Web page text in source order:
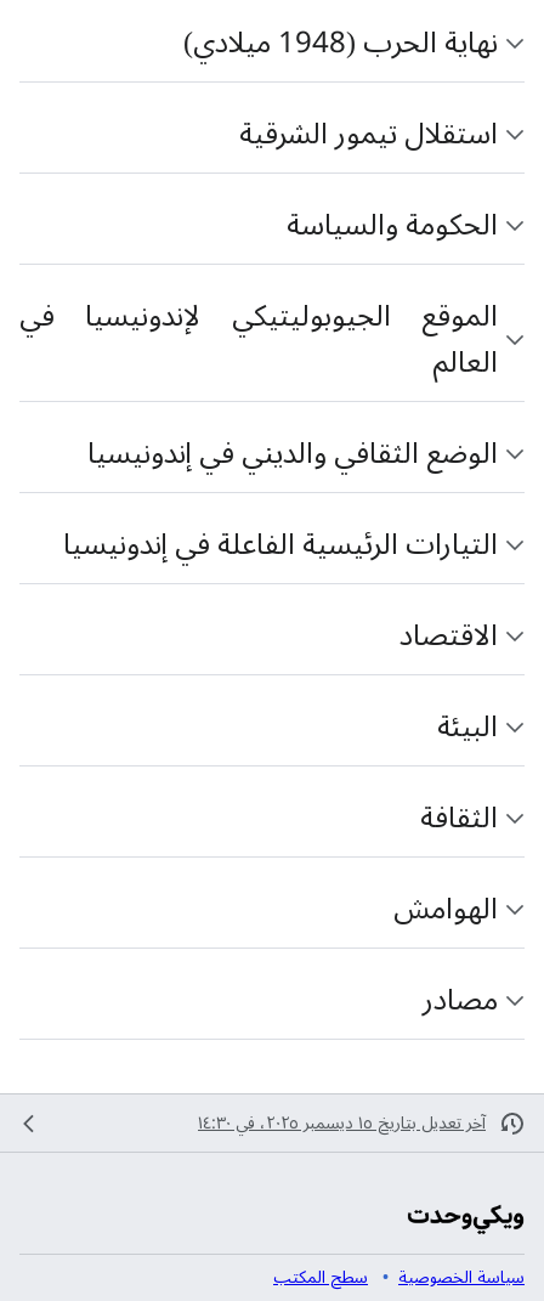
نهاية الحرب (1948 ميلادي)
استقلال تيمور الشرقية
الحكومة والسياسة
الموقع الجيوبوليتيكي لإندونيسيا في
العالم
الوضع الثقافي والديني في إندونيسيا
التيارات الرئيسية الفاعلة في إندونيسيا
الاقتصاد
البيئة
الثقافة
الهوامش
مصادر
آخر تعديل بتاريخ ١٥ ديسمبر ٢٠٢٥، في ١٤:٣٠
سياسة الخصوصية سطح المكتب